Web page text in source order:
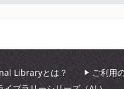
Libraryとは？ ご利用